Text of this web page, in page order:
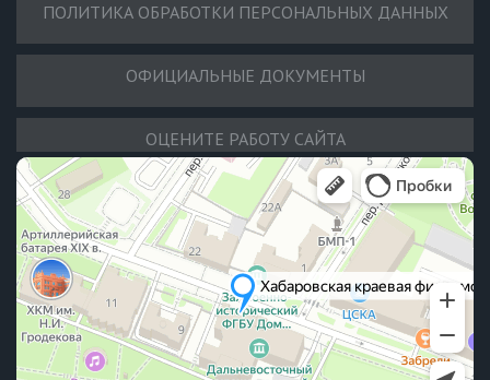
ПОЛИТИКА ОБРАБОТКИ ПЕРСОНАЛЬНЫХ ДАННЫХ
ОФИЦИАЛЬНЫЕ ДОКУМЕНТЫ
ОЦЕНИТЕ РАБОТУ САЙТА